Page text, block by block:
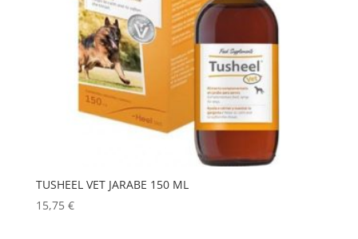
TUSHEEL VET JARABE 150 ML
15,75 €